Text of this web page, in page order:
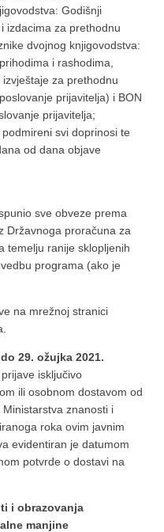
Godišnji
izdacima za prethodnu
dvojnog knjigovodstva:
i rashodima,
za prethodnu
prijavitelja) i BON
prijavitelja;
svi doprinosi te
od dana objave
sve obveze prema
Državnoga proračuna za
temelju ranije sklopljenih
programa (ako je
na mrežnoj stranici
do 29. ožujka 2021.
prijave isključivo
ili osobnom dostavom od
znanosti i
roka ovim javnim
evidentiran je datumom
potvrde o dostavi na
i obrazovanja
manjine